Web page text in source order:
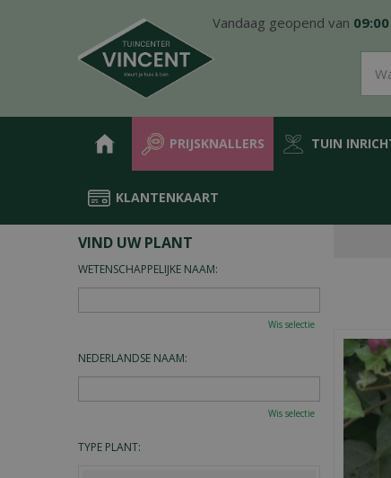
Home Plantengids
Vandaag geopend van 09:00
PRIJSKNALLERS TUIN
KLANTENKAART
VIND UW PLANT
WETENSCHAPPELIJKE NAAM:
Wis selectie
NEDERLANDSE NAAM:
Wis selectie
TYPE PLANT: